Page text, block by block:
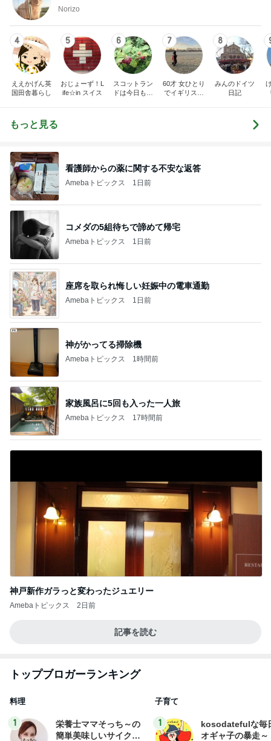
Norizo
4
ええかげん英
国田舎暮らし
5
おじょーず！L
ife☆in スイス
6
スコットラン
ドは今日も曇
7
60才 女ひとり
でイギリスに
8
みんのドイツ
日記
もっと見る
看護師からの薬に関する不安な返答
Amebaトピックス 1日前
コメダの5組待ちで諦めて帰宅
Amebaトピックス 1日前
座席を取られ悔しい妊娠中の電車通勤
Amebaトピックス 1日前
神がかってる掃除機
Amebaトピックス 1時間前
家族風呂に5回も入った一人旅
Amebaトピックス 17時間前
神戸新作ガラっと変わったジュエリー
Amebaトピックス 2日前
記事を読む
トップブロガーランキング
料理
1
栄養士ママそっち～の
簡単美味しいサイクル
子育て
1
kosodatefulな毎
オギャ子の暴走～